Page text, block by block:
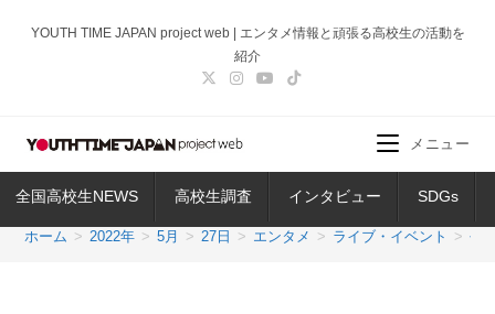
ス
ッ
YOUTH TIME JAPAN project web | エンタメ情報と頑張る高校生の活動を
紹介
全国高校生NEWS 高校生調査 インタビュー SDGs
メニュー
ホーム > 2022年 > 5月 > 27日 > エンタメ > ライブ・イベント > 平